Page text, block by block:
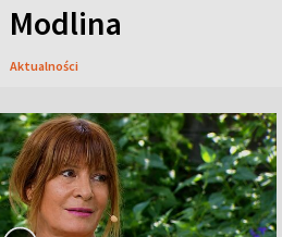
Modlina
Aktualności